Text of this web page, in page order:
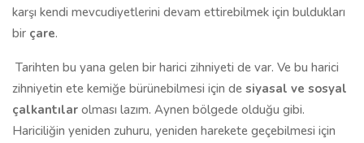
karşı kendi mevcudiyetlerini devam ettirebilmek için buldukları
bir çare.
Tarihten bu yana gelen bir harici zihniyeti de var. Ve bu harici
zihniyetin ete kemiğe bürünebilmesi için de siyasal ve sosyal
çalkantılar olması lazım. Aynen bölgede olduğu gibi.
Hariciliğin yeniden zuhuru, yeniden harekete geçebilmesi için